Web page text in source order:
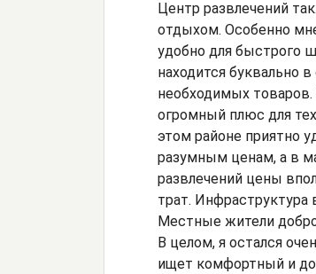
Центр развлечений
отдыхом. Особенно
удобно для быстрого
находится буквально
необходимых
огромный плюс для
этом районе приятно
разумным ценам, а в
развлечений цены
трат.
Местные жители
В целом, я остался
ищет комфортный и